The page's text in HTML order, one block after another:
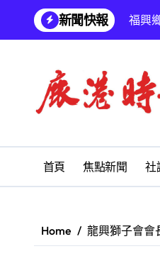
content
新聞快報
福興
鹿港
福寶
台灣
另一
鹿港
首頁 焦點新聞 社
Home 龍興獅子會會